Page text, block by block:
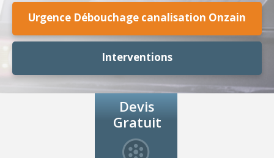
Urgence Débouchage canalisation Onzain
Interventions
Devis
Gratuit